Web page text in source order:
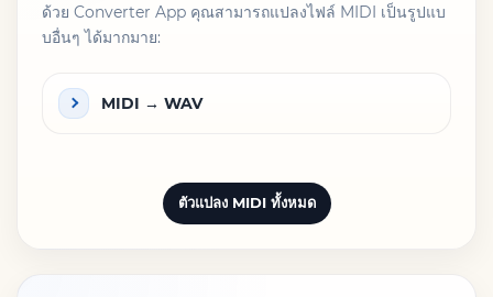
ด้วย Converter App คุณสามารถแปลงไฟล์ MIDI เป็นรูปแบ
บอื่นๆ ได้มากมาย:
MIDI → WAV
ตัวแปลง MIDI ทั้งหมด